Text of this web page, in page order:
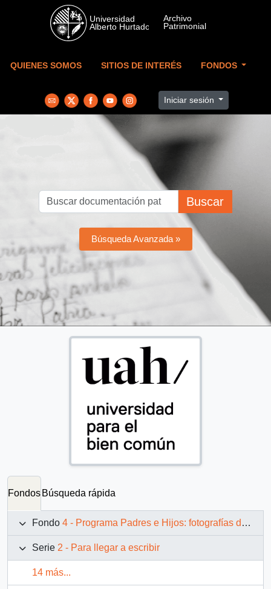
Skip to main content
QUIENES SOMOS SITIOS DE INTERÉS FONDOS
Iniciar sesión
Buscar
Búsqueda Avanzada »
Fondos Búsqueda rápida
Fondo 4 - Programa Padres e Hijos: fotografías de Juan Maino
Serie 2 - Para llegar a escribir
14 más...